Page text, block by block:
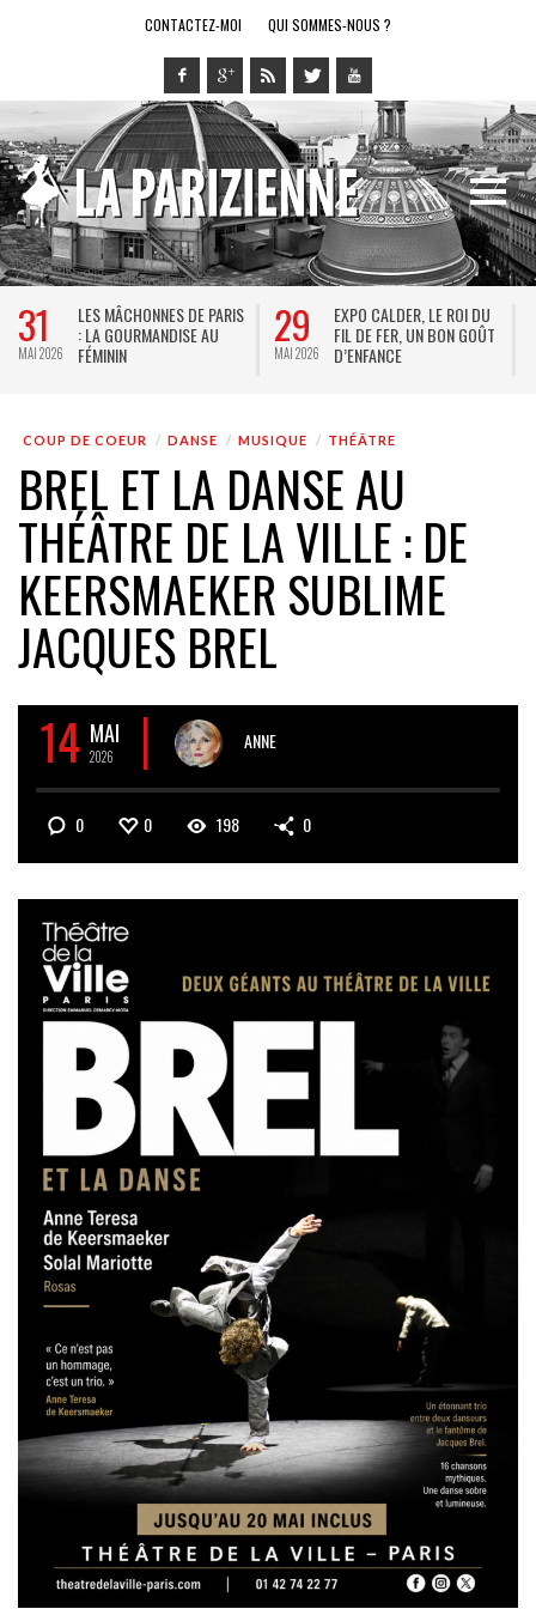
CONTACTEZ-MOI QUI SOMMES-NOUS ?
EXPO CALDER, LE ROI DU
FIL DE FER, UN BON GOÛT
D’ENFANCE
28
LE RING DE KATHARSY, UN
SPECTACLE EN FORME DE
JEU VIDÉO !
14
COUP DE COEUR DANSE MUSIQUE THÉÂTRE
BREL ET LA DANSE AU
THÉÂTRE DE LA VILLE : DE
KEERSMAEKER SUBLIME
JACQUES BREL
14 MAI
2026
ANNE
0 0 198 0